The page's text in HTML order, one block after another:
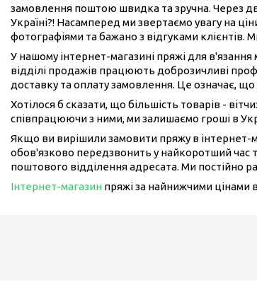
замовлення поштою швидка та зручна. Через
Україні?! Насамперед ми звертаємо увагу на
фотографіями та бажано з відгуками
У нашому інтернет-магазині пряжі для
відділі продажів працюють доброзичливі
доставку та оплату замовлення. Це означає,
Хотілося б сказати, що більшість товарів -
співпрацюючи з ними, ми залишаємо гроші в
Якщо ви вирішили замовити пряжу в інтернет-
обов'язково передзвонить у найкоротший час
поштового відділення адресата. Ми постійно
Інтернет-магазин пряжі за найнижчими цінами